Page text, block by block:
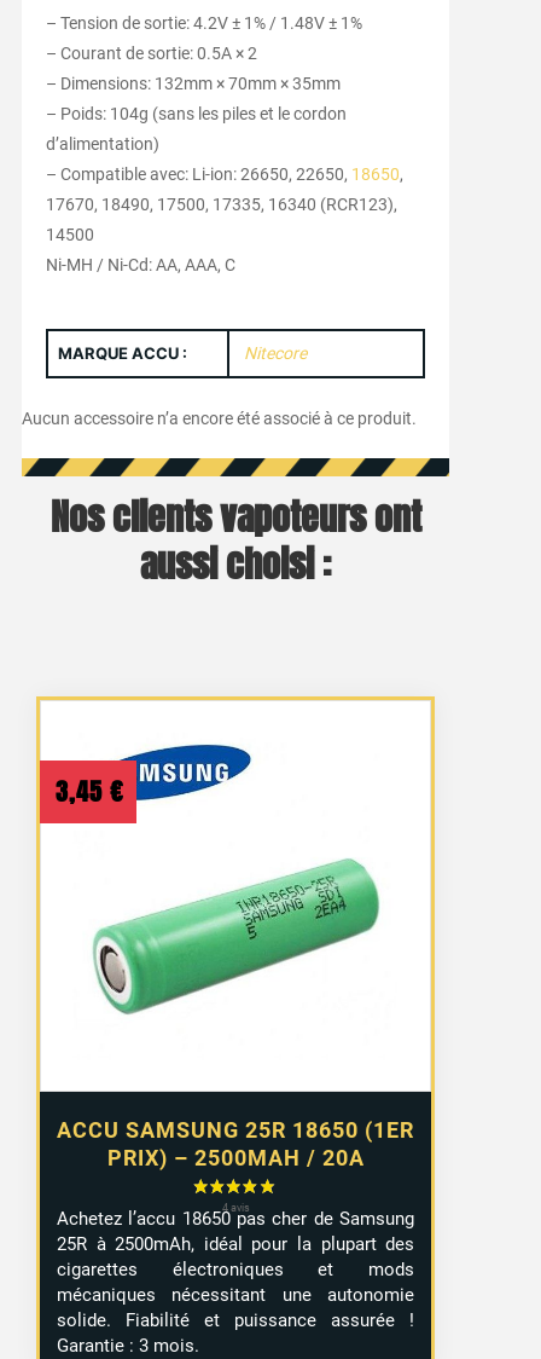
– Tension de sortie: 4.2V ± 1% / 1.48V ± 1%
– Courant de sortie: 0.5A × 2
– Dimensions: 132mm × 70mm × 35mm
– Poids: 104g (sans les piles et le cordon
d’alimentation)
– Compatible avec: Li-ion: 26650, 22650, 18650,
17670, 18490, 17500, 17335, 16340 (RCR123),
14500
Ni-MH / Ni-Cd: AA, AAA, C
MARQUE ACCU : Nitecore
Aucun accessoire n’a encore été associé à ce produit.
Nos clients vapoteurs ont
aussi choisi :
ACCU SAMSUNG 25R 18650 (1ER
PRIX) – 2500MAH / 20A
3,45 €
Achetez l’accu 18650 pas cher de Samsung
25R à 2500mAh, idéal pour la plupart des
cigarettes électroniques et mods
mécaniques nécessitant une autonomie
solide. Fiabilité et puissance assurée !
Garantie : 3 mois.